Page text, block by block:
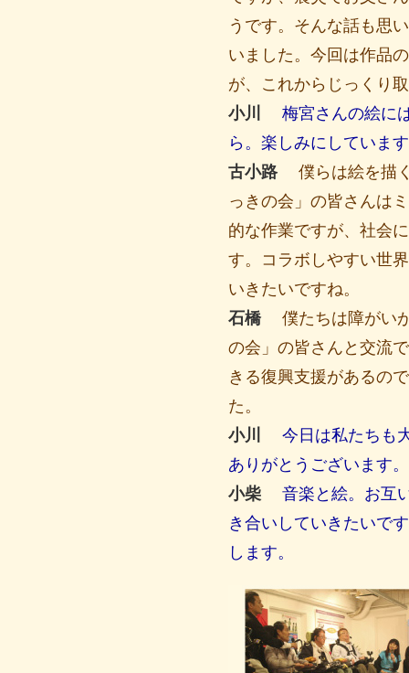
うです。そんな話も思
いました。今回は作品
が、これからじっくり
小川
梅宮さんの絵に
ら。楽しみにしていま
古小路
僕らは絵を描
っきの会」の皆さんは
的な作業ですが、社会
す。コラボしやすい世
いきたいですね。
石橋
僕たちは障がい
の会」の皆さんと交流
きる復興支援があるの
た。
小川
今日は私たちも
ありがとうございます。
小柴
音楽と絵。お互
き合いしていきたいで
します。